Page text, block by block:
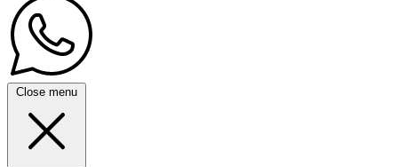
Close menu